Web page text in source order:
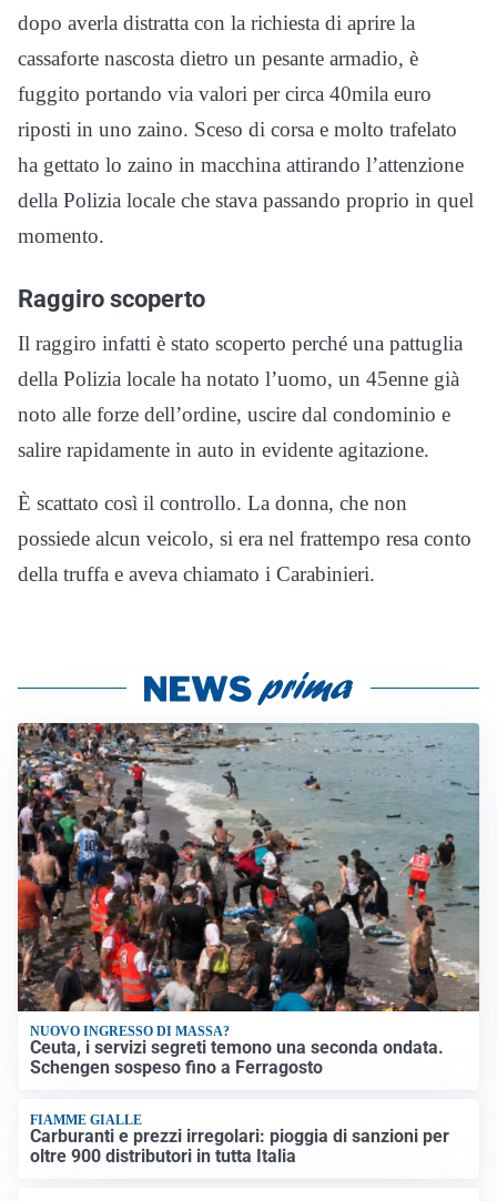
dopo averla distratta con la richiesta di aprire la
cassaforte nascosta dietro un pesante armadio, è
fuggito portando via valori per circa 40mila euro
riposti in uno zaino. Sceso di corsa e molto trafelato
ha gettato lo zaino in macchina attirando l’attenzione
della Polizia locale che stava passando proprio in quel
momento.
Raggiro scoperto
Il raggiro infatti è stato scoperto perché una pattuglia
della Polizia locale ha notato l’uomo, un 45enne già
noto alle forze dell’ordine, uscire dal condominio e
salire rapidamente in auto in evidente agitazione.
È scattato così il controllo. La donna, che non
possiede alcun veicolo, si era nel frattempo resa conto
della truffa e aveva chiamato i Carabinieri.
NUOVO INGRESSO DI MASSA?
Ceuta, i servizi segreti temono una seconda ondata.
Schengen sospeso fino a Ferragosto
FIAMME GIALLE
Carburanti e prezzi irregolari: pioggia di sanzioni per
oltre 900 distributori in tutta Italia